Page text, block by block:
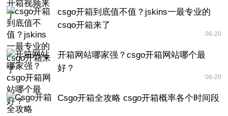
csgo开箱到底值不值？jskins一最专业的
csgo开箱来了
06-20
开箱网站哪家强？csgo开箱网站哪个最
好？
06-20
Csgo开箱全攻略 csgo开箱概率各个时间段